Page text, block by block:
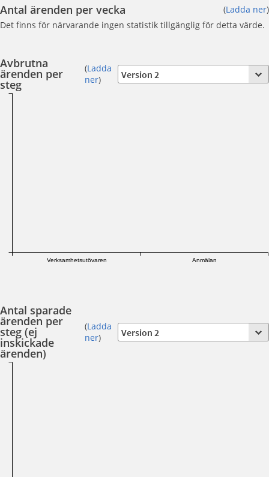
Antal ärenden per vecka (Ladda ner)
Det finns för närvarande ingen statistik tillgänglig för detta värde.
Avbrutna
ärenden per
steg
(Ladda
ner)
Verksamhetsutövaren Anmälan
Antal sparade
ärenden per
steg (ej
inskickade
ärenden)
(Ladda
ner)